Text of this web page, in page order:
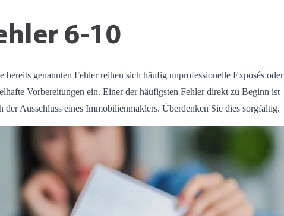
6-10
bereits genannten Fehler reihen sich häufig unprofessionelle Exposés oder
Vorbereitungen ein. Einer der häufigsten Fehler direkt zu Beginn ist
der Ausschluss eines Immobilienmaklers. Überdenken Sie dies sorgfältig.